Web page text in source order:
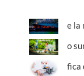
e la
o
fica